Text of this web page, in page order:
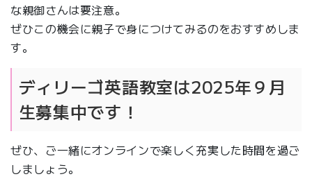
な親御さんは要注意。
ぜひこの機会に親子で身につけてみるのをおすすめしま
す。
ディリーゴ英語教室は2025年９月
生募集中です！
ぜひ、ご一緒にオンラインで楽しく充実した時間を過ご
しましょう。